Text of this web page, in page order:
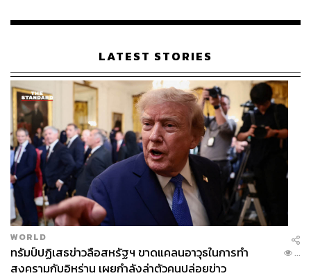
เรือนไทยที่ถูกซุกไว้
LATEST STORIES
WORLD
ทรัมป์ปฏิเสธข่าวลือสหรัฐฯ ขาดแคลนอาวุธในการทำ
สงครามกับอิหร่าน เผยกำลังล่าตัวคนปล่อยข่าว
...